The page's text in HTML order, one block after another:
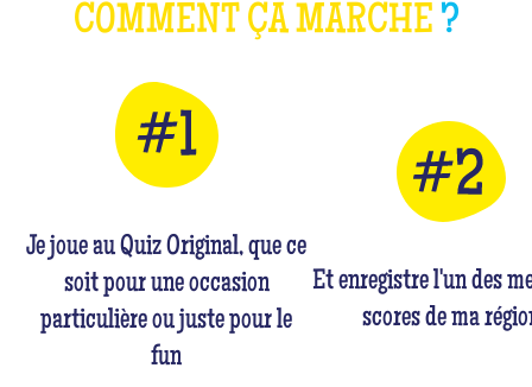
COMMENT ÇA MARCHE ?
Je joue au Quiz Original, que ce
soit pour une occasion
particulière ou juste pour le
fun
Et enregistre l'un des
scores de ma